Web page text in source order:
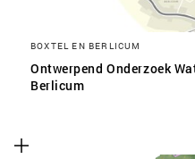
BOXTEL EN BERLICUM
Ontwerpend Onderzoek
Berlicum